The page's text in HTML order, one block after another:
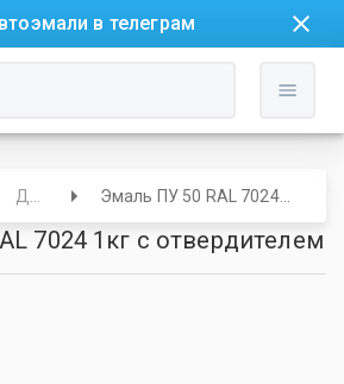
в телеграм
Эмаль ПУ 50 RAL 7024 1кг с отвердителем
7024 1кг с отвердителем